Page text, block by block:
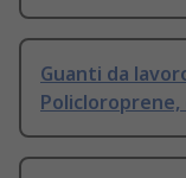
Guanti da
Policloroprene,